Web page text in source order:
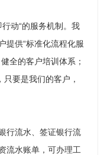
动“的服务机制。我
提供“标准化流程化服
全的客户培训体系；
要是我们的客户，
行流水、签证银行流
流水账单，可办理工